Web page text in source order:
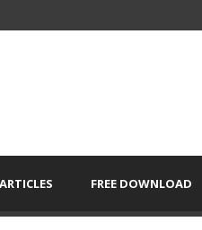
ARTICLES FREE DOWNLOAD